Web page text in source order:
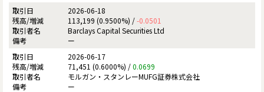
2026-06-18
113,199 (0.9500%) /-0.0501
Barclays Capital Securities Ltd
ー
2026-06-17
71,451 (0.6000%) /0.0699
モルガン・スタンレーMUFG証券株式会社
ー